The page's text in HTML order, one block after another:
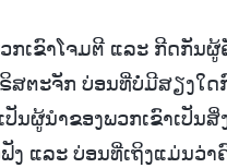
ເຂົາໂຈມຕີ ແລະ ກີດກັນ
ຕະຈັກ ບ່ອນທີ່ບໍ່ມີສຽງໃດ
ນຜູ້ນຳຂອງພວກເຂົາເປັນ
ຟັງ ແລະ ບ່ອນທີ່ເຖິງແມ່ນ